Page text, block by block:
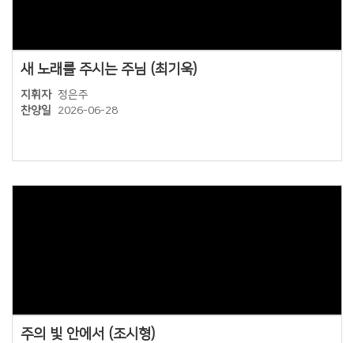
새 노래를 주시는 주님 (최기욱)
지휘자 정은주
찬양일
2026-06-28
주의 빛 안에서 (조시형)